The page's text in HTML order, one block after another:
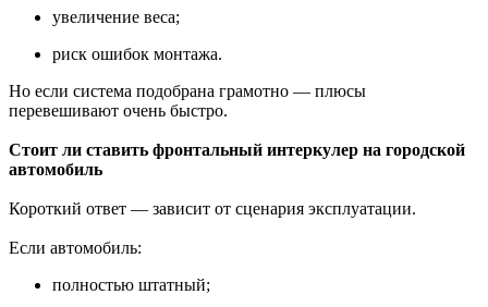
увеличение веса;
риск ошибок монтажа.
Но если система подобрана грамотно — плюсы
перевешивают очень быстро.
Стоит ли ставить фронтальный интеркулер на городской
автомобиль
Короткий ответ — зависит от сценария эксплуатации.
Если автомобиль:
полностью штатный;